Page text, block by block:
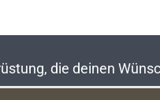
die deinen